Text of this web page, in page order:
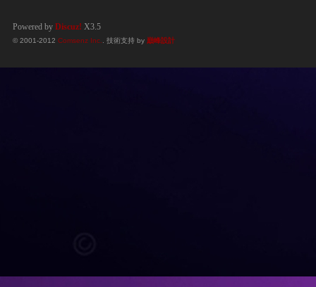
Powered by Discuz! X3.5
© 2001-2012 Comsenz Inc. . 技術支持 by 巔峰設計